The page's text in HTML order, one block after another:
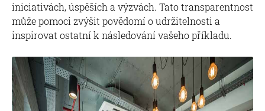
iniciativách, úspěších a výzvách. Tato transparentnost
může pomoci zvýšit povědomí o udržitelnosti a
inspirovat ostatní k následování vašeho příkladu.